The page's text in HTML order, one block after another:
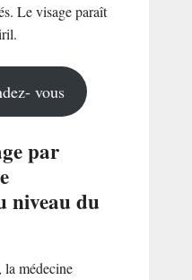
Le visage paraît
vous
par
niveau du
la médecine